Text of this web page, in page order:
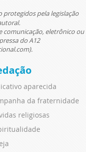
protegidos pela legislação
eletrônico ou
do A12
aparecida
da fraternidade
religiosas